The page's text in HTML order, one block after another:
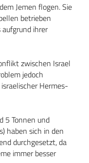
Jemen flogen. Sie
betrieben
ihrer
zwischen Israel
jedoch
Hermes-
5 Tonnen und
haben sich in den
durchgesetzt, da
immer besser